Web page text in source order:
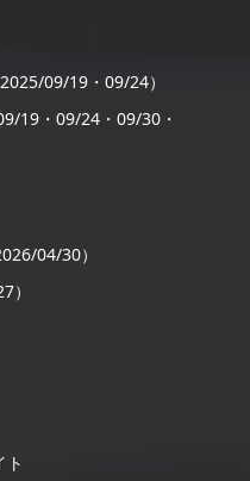
09/19・09/24）
19・09/24・09/30・
04/30）
）
ト